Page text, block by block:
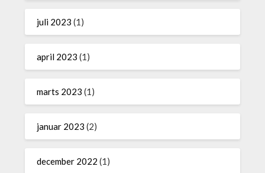
juli 2023 (1)
april 2023 (1)
marts 2023 (1)
januar 2023 (2)
december 2022 (1)